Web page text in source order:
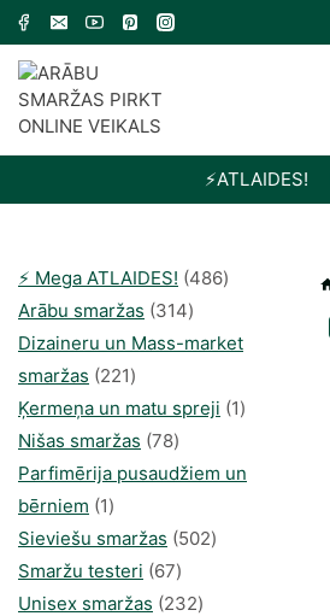
Skip
content
⚡️ATLAIDES!
⚡️ Mega ATLAIDES! 486486
Arābu smaržas 314314
produkti
Dizaineru un Mass-market
smaržas 221221
produkts
Ķermeņa un matu spreji 11
Nišas smaržas 7878
produkts
Parfimērija pusaudžiem un
bērniem 11
produkti
Sieviešu smaržas 502502
Smaržu testeri 6767
produkts
Unisex smaržas 232232